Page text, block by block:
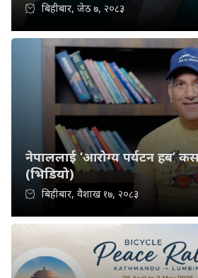
बिहीबार, जेठ ७, २०८३
नेपाललाई ‘आरोग्य पर्यटन हब’
(भिडियो)
बिहीबार, वैशाख १७, २०८३